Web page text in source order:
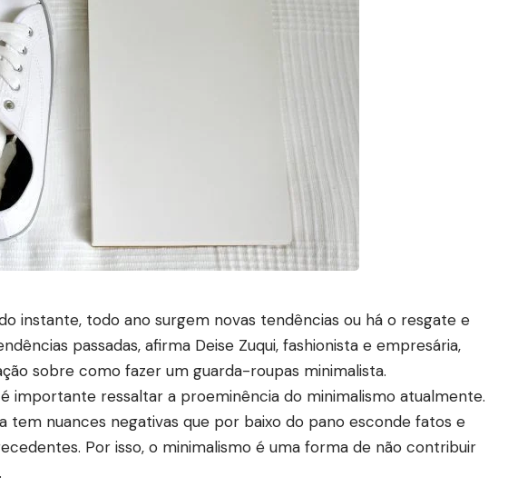
instante, todo ano surgem novas tendências ou há o resgate e
passadas, afirma Deise Zuqui, fashionista e empresária,
sobre como fazer um guarda-roupas minimalista.
importante ressaltar a proeminência do minimalismo atualmente.
tem nuances negativas que por baixo do pano esconde fatos e
Por isso, o minimalismo é uma forma de não contribuir